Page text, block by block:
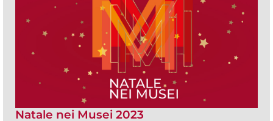
Natale nei Musei 2023